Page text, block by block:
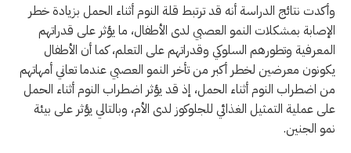
وأكدت نتائج الدراسة أنه قد ترتبط قلة النوم أثناء الحمل بزيادة خطر
الإصابة بمشكلات النمو العصبي لدى الأطفال، ما يؤثر على قدراتهم
المعرفية وتطورهم السلوكي وقدراتهم على التعلم، كما أن الأطفال
يكونون معرضين لخطر أكبر من تأخر النمو العصبي عندما تعاني أمهاتهم
من اضطراب النوم أثناء الحمل، إذ قد يؤثر اضطراب النوم أثناء الحمل
على عملية التمثيل الغذائي للجلوكوز لدى الأم، وبالتالي يؤثر على بيئة
نمو الجنين.